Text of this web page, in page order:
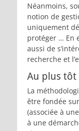
Néanmoins,
notion de
uniquement
protéger … En
aussi de
recherche et
Au plus
La
être fondée
(associée à
à une